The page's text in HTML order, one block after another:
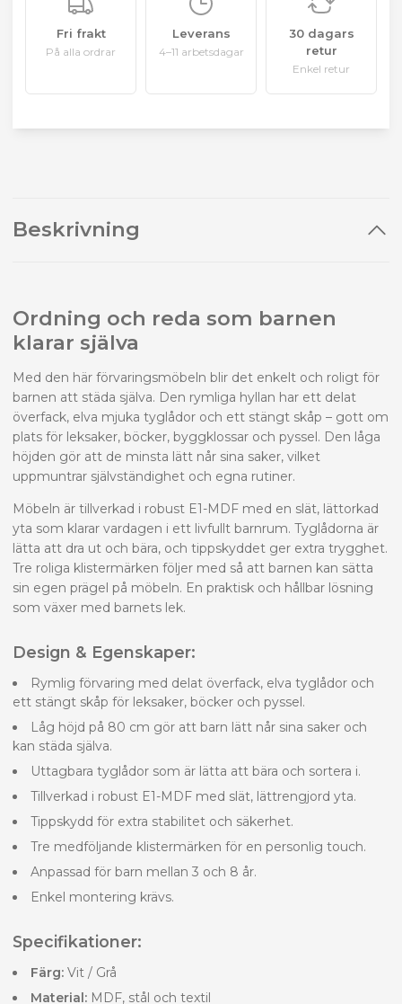
Fri frakt
På alla ordrar
Leverans
4–11 arbetsdagar
30 dagars
retur
Enkel retur
Beskrivning
Ordning och reda som barnen
klarar själva
Med den här förvaringsmöbeln blir det enkelt och roligt för
barnen att städa själva. Den rymliga hyllan har ett delat
överfack, elva mjuka tyglådor och ett stängt skåp – gott om
plats för leksaker, böcker, byggklossar och pyssel. Den låga
höjden gör att de minsta lätt når sina saker, vilket
uppmuntrar självständighet och egna rutiner.
Möbeln är tillverkad i robust E1-MDF med en slät, lättorkad
yta som klarar vardagen i ett livfullt barnrum. Tyglådorna är
lätta att dra ut och bära, och tippskyddet ger extra trygghet.
Tre roliga klistermärken följer med så att barnen kan sätta
sin egen prägel på möbeln. En praktisk och hållbar lösning
som växer med barnets lek.
Design & Egenskaper:
Rymlig förvaring med delat överfack, elva tyglådor och
ett stängt skåp för leksaker, böcker och pyssel.
Låg höjd på 80 cm gör att barn lätt når sina saker och
kan städa själva.
Uttagbara tyglådor som är lätta att bära och sortera i.
Tillverkad i robust E1-MDF med slät, lättrengjord yta.
Tippskydd för extra stabilitet och säkerhet.
Tre medföljande klistermärken för en personlig touch.
Anpassad för barn mellan 3 och 8 år.
Enkel montering krävs.
Specifikationer:
Färg: Vit / Grå
Material: MDF, stål och textil